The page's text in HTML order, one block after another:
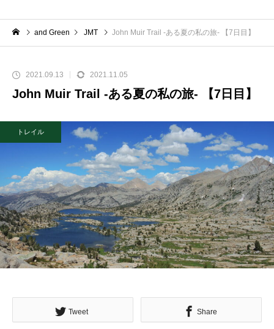
and Green JMT John Muir Trail -ある夏の私の旅- 【7日目】
2021.09.13 2021.11.05
John Muir Trail -ある夏の私の旅- 【7日目】
トレイル
Tweet Share